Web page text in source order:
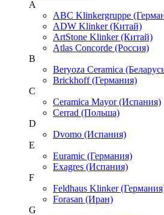
A
ABC Klinkergruppe
ADW Klinker (Китай)
ArtStone Klinker (Китай)
Atlas Concorde (Россия)
B
Beryoza Ceramica
Brickhoff (Германия)
C
Ceramica Mayor (Испания)
Cerrad (Польша)
D
Dvomo (Испания)
E
Euramic (Германия)
Exagres (Испания)
F
Feldhaus Klinker
Forasan (Иран)
G